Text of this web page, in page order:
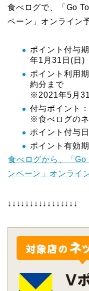
食べログで、「Go
ペーン」オンライン
ポイント付与
年1月31日(日)
ポイント利用
約分まで
※2021年5月
付与ポイント
※食べログのネ
ポイント付与
ポイント有効
食べログから、「
ンペーン」オンライ
↓↓↓↓↓↓↓↓↓↓↓↓↓↓↓↓